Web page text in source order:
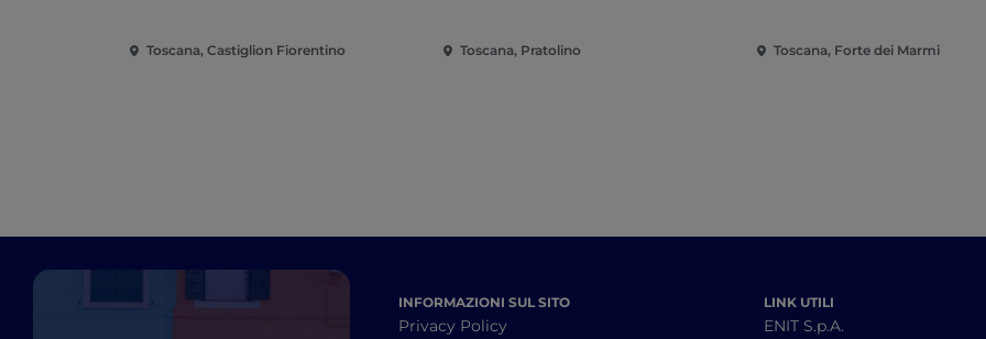
Toscana, Castiglion Fiorentino Toscana, Pratolino Toscana, Forte dei Marmi
INFORMAZIONI SUL SITO
Privacy Policy
LINK UTILI
ENIT S.p.A.